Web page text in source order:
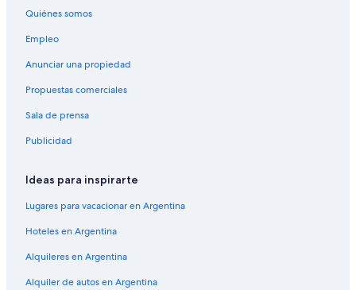
Quiénes somos
Empleo
Anunciar una propiedad
Propuestas comerciales
Sala de prensa
Publicidad
Ideas para inspirarte
Lugares para vacacionar en Argentina
Hoteles en Argentina
Alquileres en Argentina
Alquiler de autos en Argentina